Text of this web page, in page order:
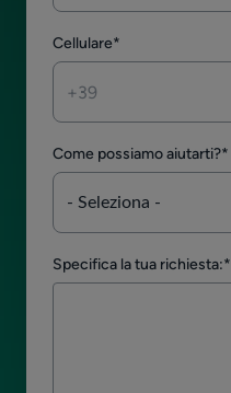
Cellulare*
Come possiamo aiutarti?*
Specifica la tua richiesta:*